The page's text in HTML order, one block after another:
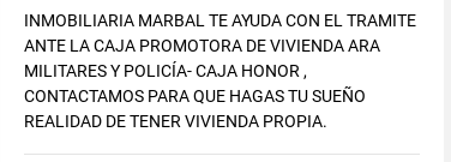
INMOBILIARIA MARBAL TE AYUDA CON EL TRAMITE
ANTE LA CAJA PROMOTORA DE VIVIENDA ARA
MILITARES Y POLICÍA- CAJA HONOR ,
CONTACTAMOS PARA QUE HAGAS TU SUEÑO
REALIDAD DE TENER VIVIENDA PROPIA.